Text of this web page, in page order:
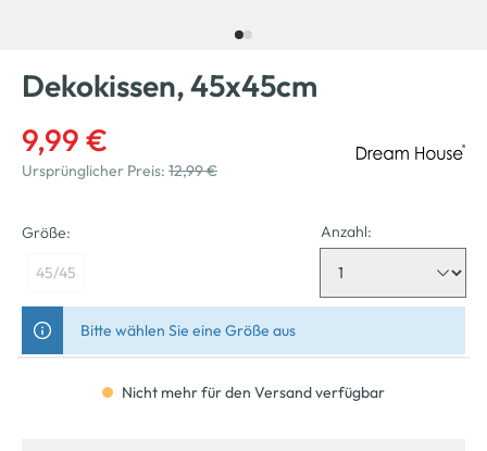
Dekokissen, 45x45cm
9,99 €
Ursprünglicher Preis: 12,99 €
Größe:
45/45
Anzahl:
Bitte wählen Sie eine Größe aus
Nicht mehr für den Versand verfügbar